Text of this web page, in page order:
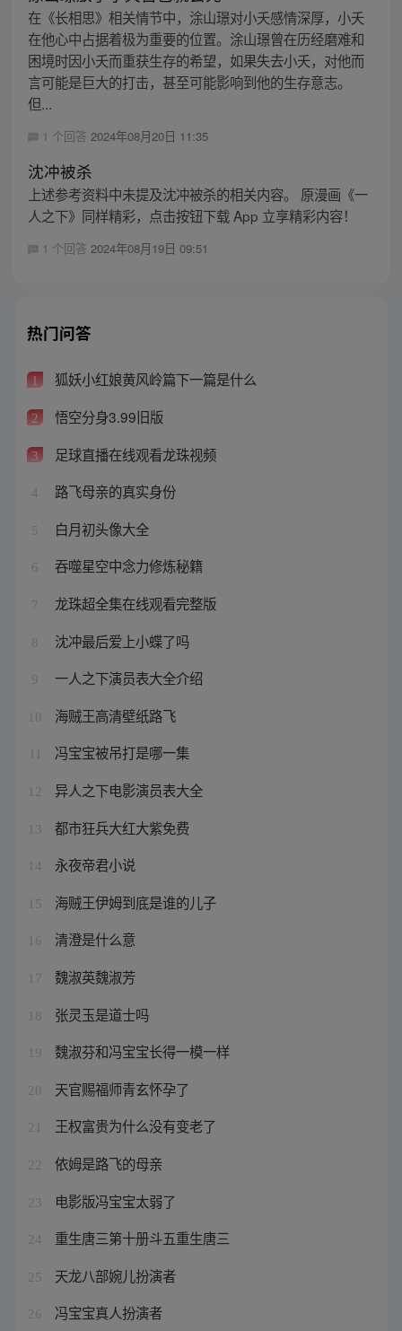
在《长相思》相关情节中，涂山璟对小夭感情深厚，小夭
在他心中占据着极为重要的位置。涂山璟曾在历经磨难和
困境时因小夭而重获生存的希望，如果失去小夭，对他而
言可能是巨大的打击，甚至可能影响到他的生存意志。
但...
1 个回答 2024年08月20日 11:35
沈冲被杀
上述参考资料中未提及沈冲被杀的相关内容。 原漫画《一
人之下》同样精彩，点击按钮下载 App 立享精彩内容！
1 个回答 2024年08月19日 09:51
热门问答
1 狐妖小红娘黄风岭篇下一篇是什么
2 悟空分身3.99旧版
3 足球直播在线观看龙珠视频
4 路飞母亲的真实身份
5 白月初头像大全
6 吞噬星空中念力修炼秘籍
7 龙珠超全集在线观看完整版
8 沈冲最后爱上小蝶了吗
9 一人之下演员表大全介绍
10 海贼王高清壁纸路飞
冯宝宝被吊打是哪一集
12 异人之下电影演员表大全
13 都市狂兵大红大紫免费
14 永夜帝君小说
15 海贼王伊姆到底是谁的儿子
16 清澄是什么意
17 魏淑英魏淑芳
18 张灵玉是道士吗
19 魏淑芬和冯宝宝长得一模一样
20 天官赐福师青玄怀孕了
21 王权富贵为什么没有变老了
22 依姆是路飞的母亲
23 电影版冯宝宝太弱了
24 重生唐三第十册斗五重生唐三
25 天龙八部婉儿扮演者
26 冯宝宝真人扮演者